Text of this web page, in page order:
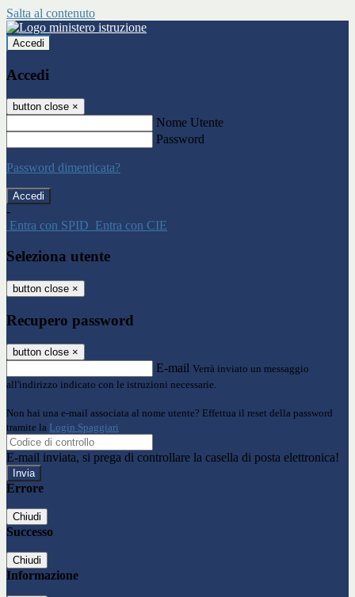
Salta al contenuto
Accedi
Accedi
button close ×
Nome Utente
Password
Password dimenticata?
-
Entra con SPID Entra con CIE
Seleziona utente
button close ×
Recupero password
button close ×
E-mail Verrà inviato un messaggio
all'indirizzo indicato con le istruzioni necessarie.
Non hai una e-mail associata al nome utente? Effettua il reset della password
tramite la Login Spaggiari
E-mail inviata, si prega di controllare la casella di posta elettronica!
Errore
Chiudi
Successo
Chiudi
Informazione